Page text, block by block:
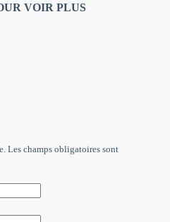
VOIR PLUS
Les champs obligatoires sont